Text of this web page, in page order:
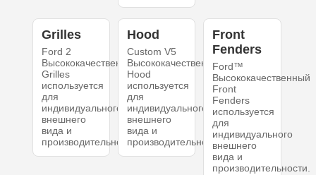
Grilles
Ford 2
Высококачественный
Grilles
используется
для
индивидуального
внешнего
вида и
производительности.
Hood
Custom V5
Высококачественный
Hood
используется
для
индивидуального
внешнего
вида и
производительности.
Front
Fenders
Ford™
Высококачественный
Front
Fenders
используется
для
индивидуального
внешнего
вида и
производительности.